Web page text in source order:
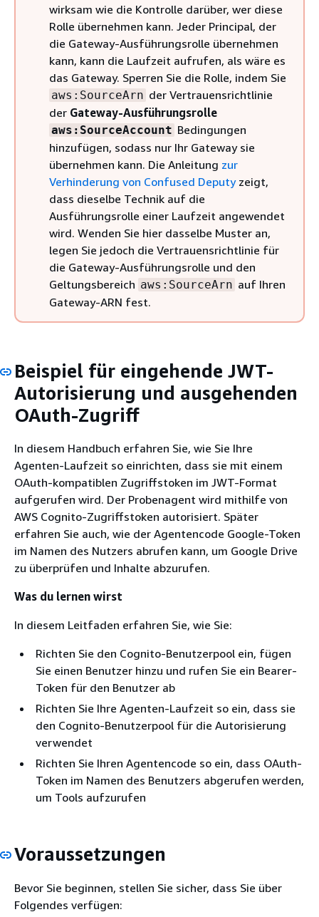
wirksam wie die Kontrolle darüber, wer diese
Rolle übernehmen kann. Jeder Principal, der
die Gateway-Ausführungsrolle übernehmen
kann, kann die Laufzeit aufrufen, als wäre es
das Gateway. Sperren Sie die Rolle, indem Sie
aws:SourceArn der Vertrauensrichtlinie
der Gateway-Ausführungsrolle
aws:SourceAccount Bedingungen
hinzufügen, sodass nur Ihr Gateway sie
übernehmen kann. Die Anleitung zur
Verhinderung von Confused Deputyzeigt,
dass dieselbe Technik auf die
Ausführungsrolle einer Laufzeit angewendet
wird. Wenden Sie hier dasselbe Muster an,
legen Sie jedoch die Vertrauensrichtlinie für
die Gateway-Ausführungsrolle und den
Geltungsbereich aws:SourceArn auf Ihren
Gateway-ARN fest.
Beispiel für eingehende JWT-
Autorisierung und ausgehenden
OAuth-Zugriff
In diesem Handbuch erfahren Sie, wie Sie Ihre
Agenten-Laufzeit so einrichten, dass sie mit einem
OAuth-kompatiblen Zugriffstoken im JWT-Format
aufgerufen wird. Der Probenagent wird mithilfe von
AWS Cognito-Zugriffstoken autorisiert. Später
erfahren Sie auch, wie der Agentencode Google-Token
im Namen des Nutzers abrufen kann, um Google Drive
zu überprüfen und Inhalte abzurufen.
Was du lernen wirst
In diesem Leitfaden erfahren Sie, wie Sie:
Richten Sie den Cognito-Benutzerpool ein, fügen
Sie einen Benutzer hinzu und rufen Sie ein Bearer-
Token für den Benutzer ab
Richten Sie Ihre Agenten-Laufzeit so ein, dass sie
den Cognito-Benutzerpool für die Autorisierung
verwendet
Richten Sie Ihren Agentencode so ein, dass OAuth-
Token im Namen des Benutzers abgerufen werden,
um Tools aufzurufen
Voraussetzungen
Bevor Sie beginnen, stellen Sie sicher, dass Sie über
Folgendes verfügen: